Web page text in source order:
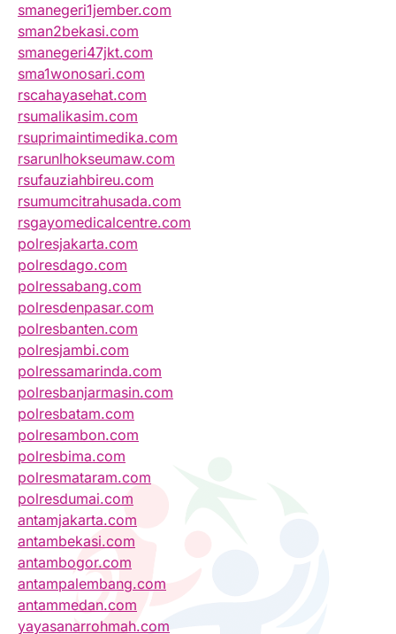
smanegeri1jember.com
sman2bekasi.com
smanegeri47jkt.com
sma1wonosari.com
rscahayasehat.com
rsumalikasim.com
rsuprimaintimedika.com
rsarunlhokseumaw.com
rsufauziahbireu.com
rsumumcitrahusada.com
rsgayomedicalcentre.com
polresjakarta.com
polresdago.com
polressabang.com
polresdenpasar.com
polresbanten.com
polresjambi.com
polressamarinda.com
polresbanjarmasin.com
polresbatam.com
polresambon.com
polresbima.com
polresmataram.com
polresdumai.com
antamjakarta.com
antambekasi.com
antambogor.com
antampalembang.com
antammedan.com
yayasanarrohmah.com